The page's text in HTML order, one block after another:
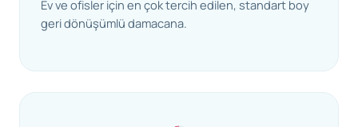
Ev ve ofisler için en çok tercih edilen, standart boy
geri dönüşümlü damacana.